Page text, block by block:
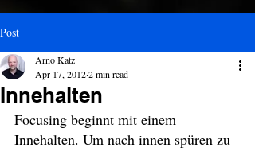
Post
Innehalten
Arno Katz
Apr 17, 20122 min read
Focusing beginnt mit einem
Innehalten. Um nach innen spüren zu